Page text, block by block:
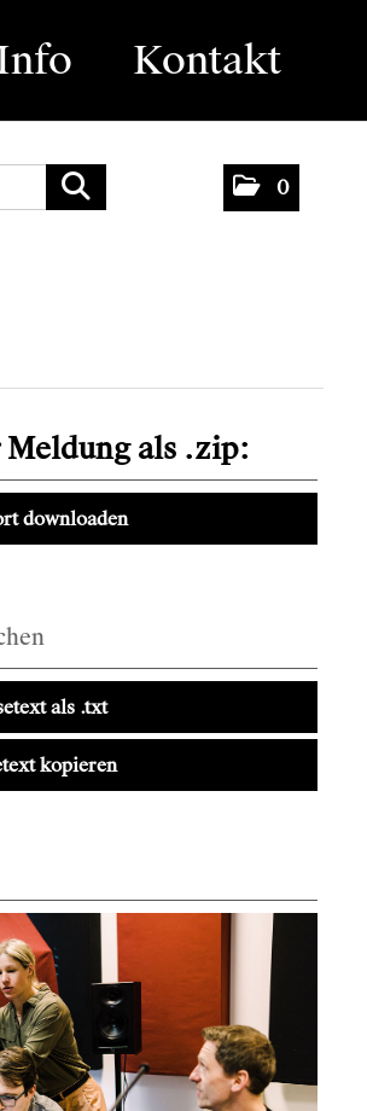
Kontakt
0
als .zip:
downloaden
als .txt
kopieren